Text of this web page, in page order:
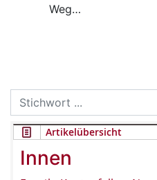
Weg…
Search
for:
Artikelübersicht
Innen